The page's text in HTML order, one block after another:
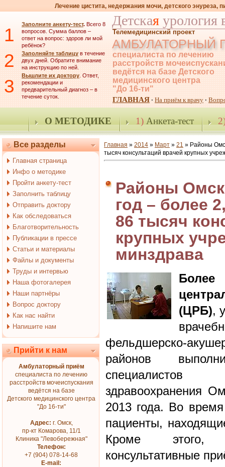
Лечение цистита, недержания мочи, детского энуреза,
1 Заполните анкету-тест. Всего 8
вопросов. Сумма баллов –
ответ на вопрос: здоров ли мой
ребёнок?
2 Заполняйте таблицу в течение
двух дней. Обратите внимание
на инструкцию по ней.
3 Вышлите их доктору. Ответ,
рекомендации и
предварительный диагноз – в
течение суток.
Детская урология
Телемедицинский проект
АМБУЛАТОРНЫЙ
специалиста по лечению
расстройств
ведётся на базе Детского
медицинского центра
"До 16-ти"
ГЛАВНАЯ · На приём к врачу ·
О МЕТОДИКЕ 1)Анкета-тест
Все разделы
Главная страница
Инфо о методике
Пройти анкету-тест
Заполнить таблицу
Отправить доктору
Как обследоваться
Благотворительность
Публикации в прессе
Статьи и материалы
Файлы и документы
Труды и интервью
Наша фотогалерея
Наши партнёры
Вопрос доктору
Как нас найти
Напишите нам
Прийти к нам
Амбулаторный приём
специалиста по лечению
расстройств мочеиспускания
ведётся на базе
Детского медицинского центра
"До 16-ти"
Адрес: г. Омск,
пр-кт Комарова, 11/1
Клиника "Левобережная"
Телефон:
+7 (904) 078-14-68
E-mail:
Главная » 2014 » Март » 21 » Районы
тысяч консультаций врачей крупных
Районы
год – более
86 тысяч
крупных
минздрава
(ЦРБ),
фельдшерско-
районов
здравоохранения
2013 года. Во
пациенты,
Кроме этого,
консультативные